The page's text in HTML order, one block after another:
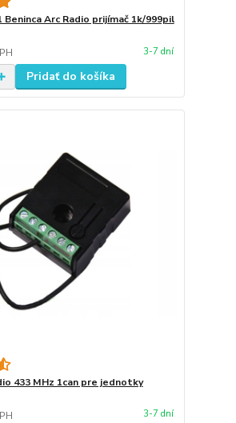
Beninca Arc Radio prijímač 1k/999pil
3-7 dní
Pridať do košíka
433 MHz 1can pre jednotky
3-7 dní